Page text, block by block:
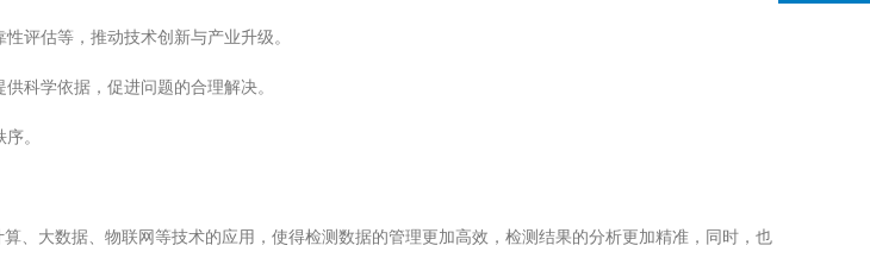
评估等，推动技术创新与产业升级。
科学依据，促进问题的合理解决。
。
大数据、物联网等技术的应用，使得检测数据的管理更加高效，检测结果的分析更加精准，同时，也